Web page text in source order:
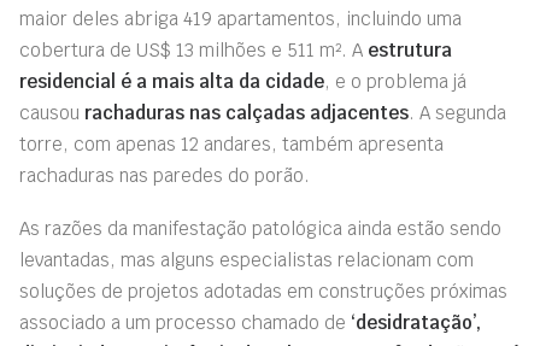
maior deles abriga 419 apartamentos, incluindo uma
cobertura de US$ 13 milhões e 511 m². A estrutura
residencial é a mais alta da cidade, e o problema já
causou rachaduras nas calçadas adjacentes. A segunda
torre, com apenas 12 andares, também apresenta
rachaduras nas paredes do porão.
As razões da manifestação patológica ainda estão sendo
levantadas, mas alguns especialistas relacionam com
soluções de projetos adotadas em construções próximas
associado a um processo chamado de ‘desidratação’,